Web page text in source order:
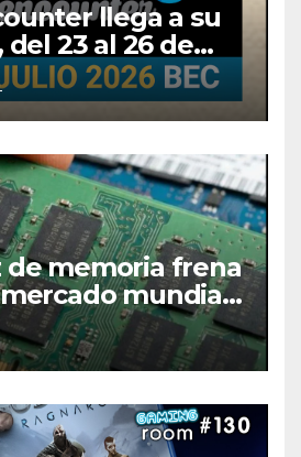
llega a su
23 al 26 de
de memoria frena
mundial